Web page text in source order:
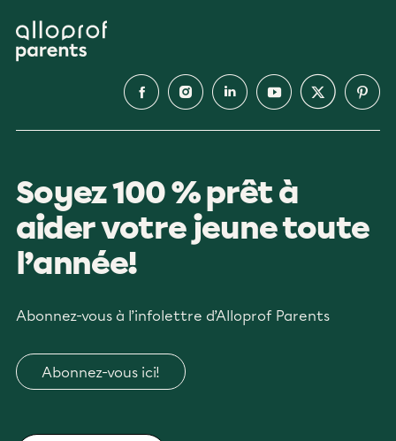
Soyez 100 % prêt à
aider votre jeune toute
l’année!
Abonnez-vous à l’infolettre d’Alloprof Parents
Abonnez-vous ici!